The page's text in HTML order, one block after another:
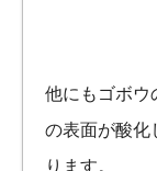
他にもゴボウ
の表面が酸化
ります。